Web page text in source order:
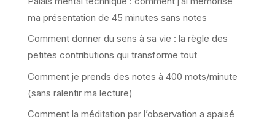
ma présentation de 45 minutes sans notes
Comment donner du sens à sa vie : la règle des
petites contributions qui transforme tout
Comment je prends des notes à 400 mots/minute
(sans ralentir ma lecture)
Comment la méditation par l’observation a apaisé